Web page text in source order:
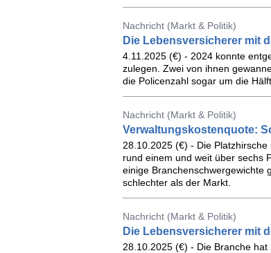
Nachricht (Markt & Politik)
Die Lebensversicherer mit
4.11.2025 (€) - 2024 konnte
zulegen. Zwei von ihnen
die Policenzahl sogar um die
Nachricht (Markt & Politik)
Verwaltungskostenquote:
28.10.2025 (€) - Die
rund einem und weit über sechs
einige Branchenschwergewichte
schlechter als der Markt.
Nachricht (Markt & Politik)
Die Lebensversicherer mit
28.10.2025 (€) - Die Branche